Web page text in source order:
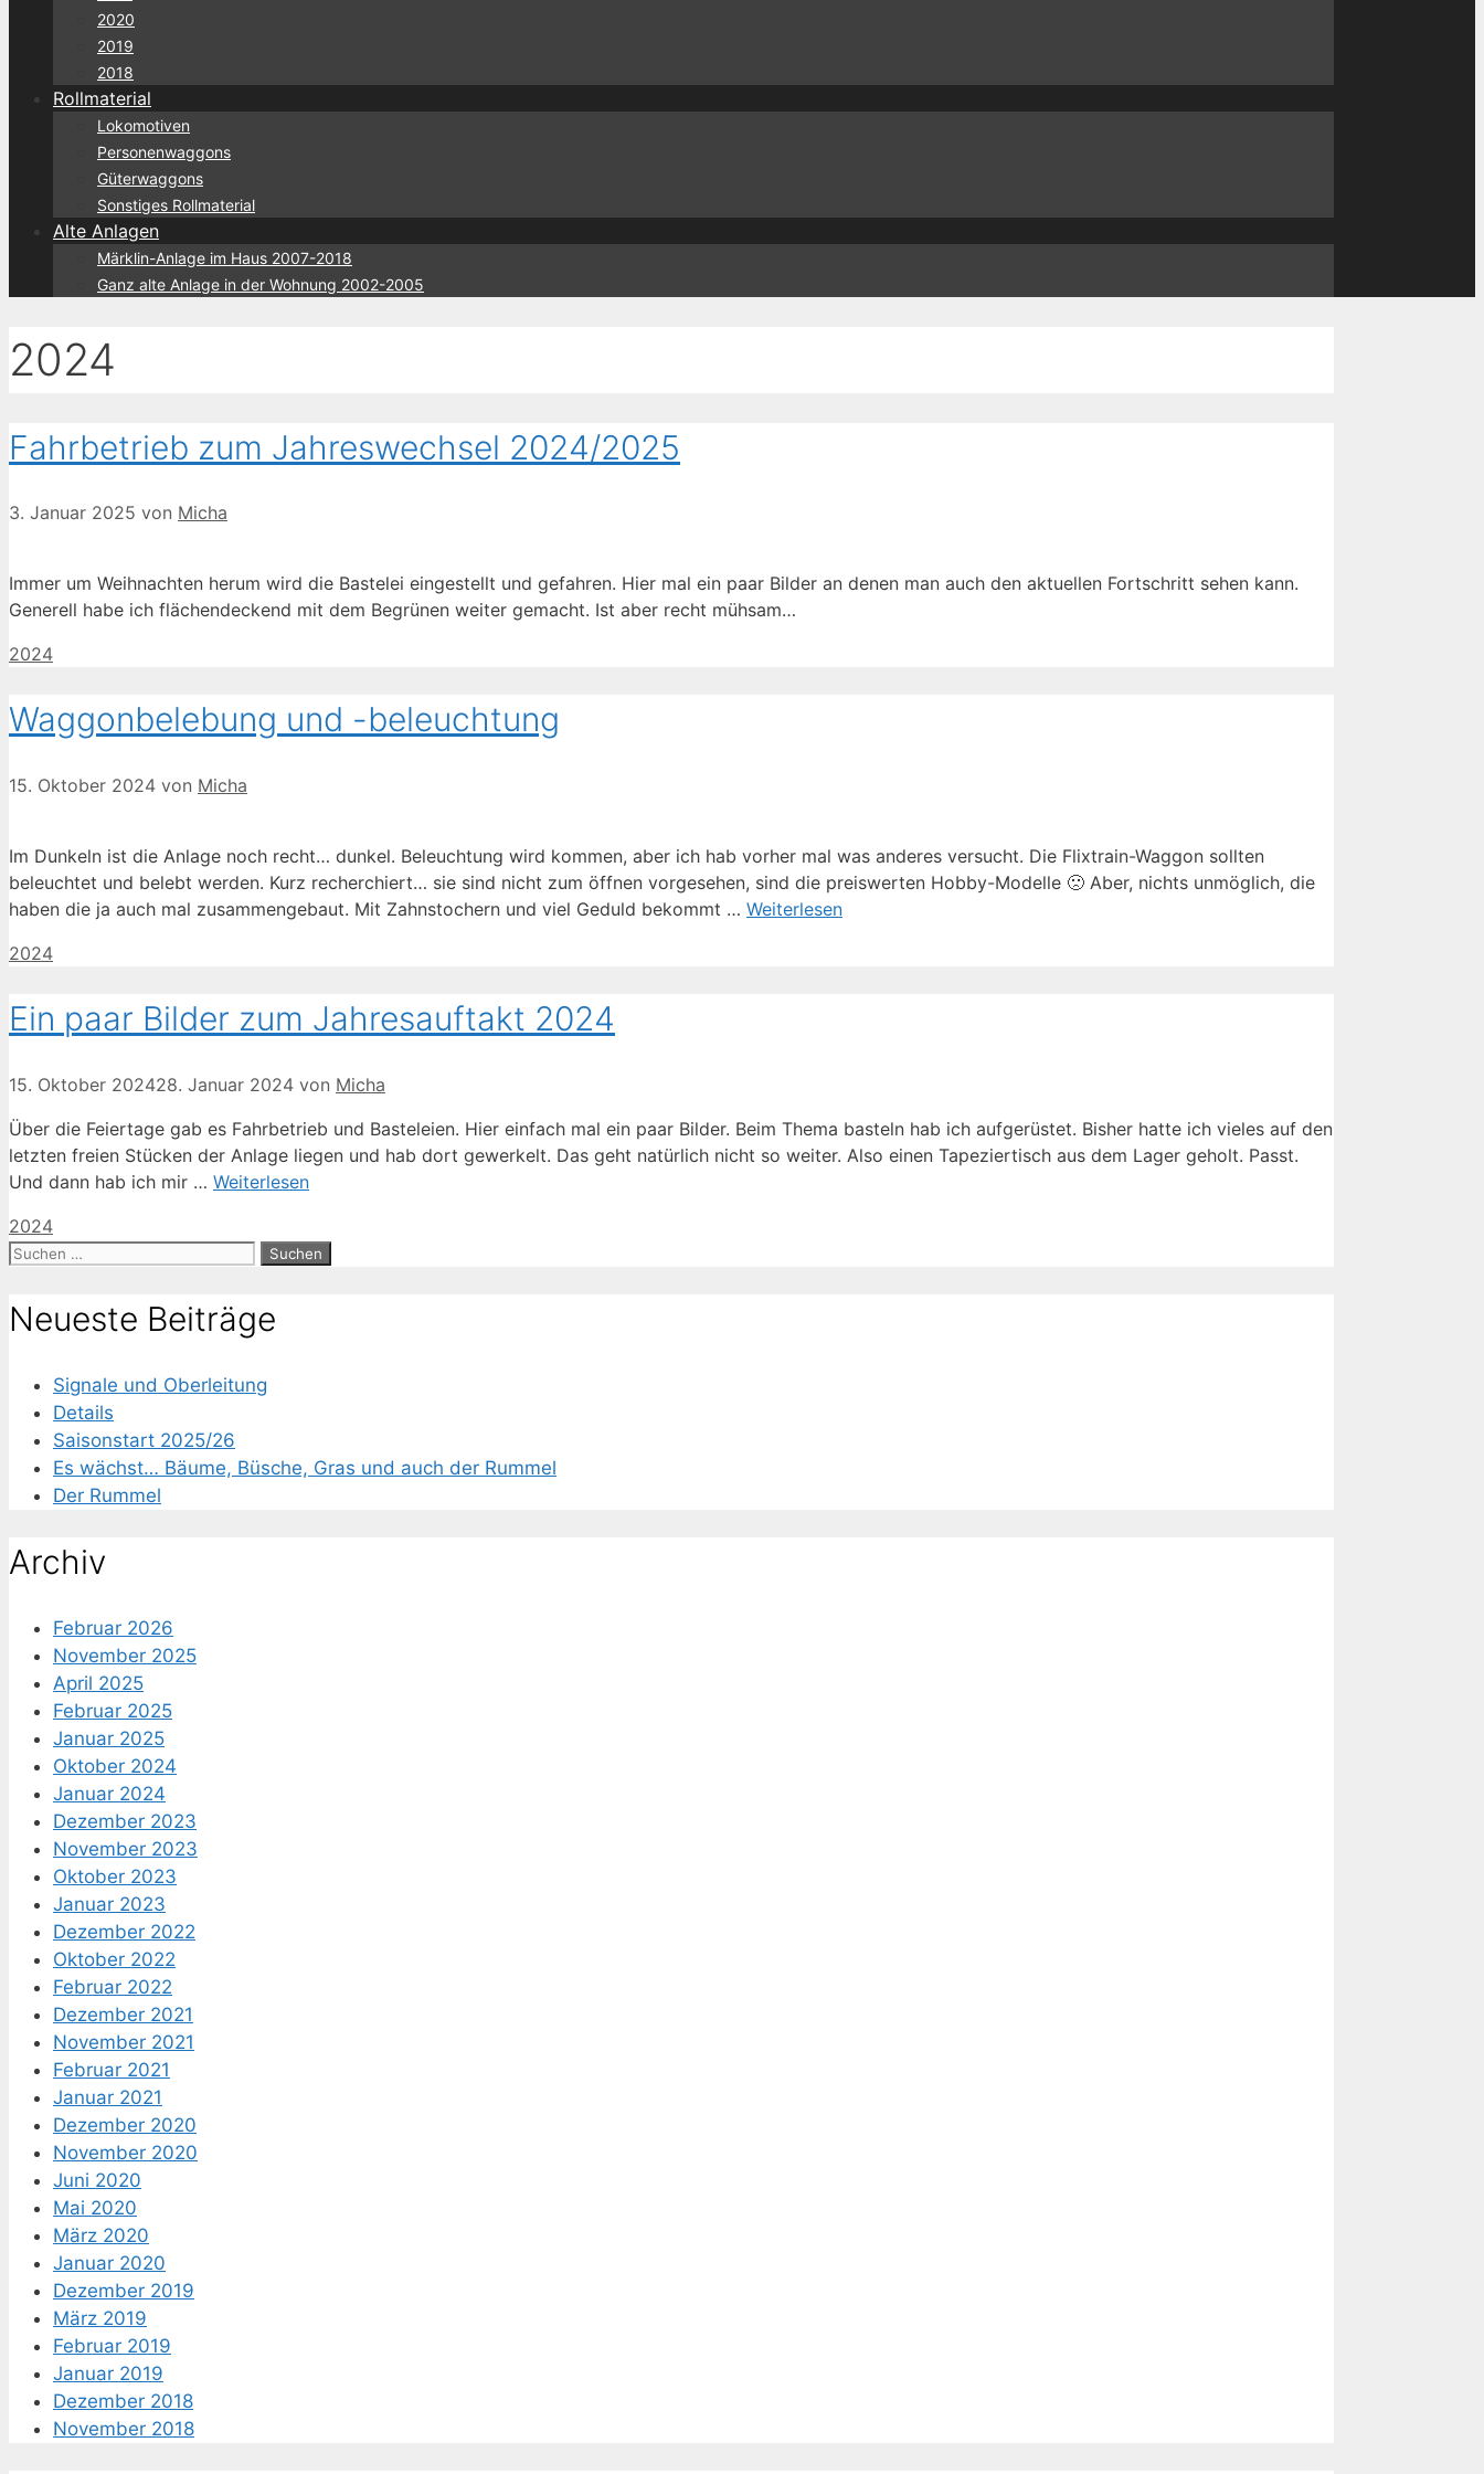
2020
2019
2018
Rollmaterial
Lokomotiven
Personenwaggons
Güterwaggons
Sonstiges Rollmaterial
Alte Anlagen
Märklin-Anlage im Haus 2007-2018
Ganz alte Anlage in der Wohnung 2002-2005
2024
Fahrbetrieb zum Jahreswechsel 2024/2025
3. Januar 2025 von Micha
Immer um Weihnachten herum wird die Bastelei eingestellt und gefahren. Hier mal ein paar Bilder an denen man auch den aktuellen Fortschritt sehen kann.
Generell habe ich flächendeckend mit dem Begrünen weiter gemacht. Ist aber recht mühsam…
Kategorien
2024
Waggonbelebung und -beleuchtung
15. Oktober 2024 von Micha
Im Dunkeln ist die Anlage noch recht… dunkel. Beleuchtung wird kommen, aber ich hab vorher mal was anderes versucht. Die Flixtrain-Waggon sollten
beleuchtet und belebt werden. Kurz recherchiert… sie sind nicht zum öffnen vorgesehen, sind die preiswerten Hobby-Modelle 🙁 Aber, nichts unmöglich, die
haben die ja auch mal zusammengebaut. Mit Zahnstochern und viel Geduld bekommt … Weiterlesen
Kategorien
2024
Ein paar Bilder zum Jahresauftakt 2024
15. Oktober 202428. Januar 2024 von Micha
Über die Feiertage gab es Fahrbetrieb und Basteleien. Hier einfach mal ein paar Bilder. Beim Thema basteln hab ich aufgerüstet. Bisher hatte ich vieles auf den
letzten freien Stücken der Anlage liegen und hab dort gewerkelt. Das geht natürlich nicht so weiter. Also einen Tapeziertisch aus dem Lager geholt. Passt.
Und dann hab ich mir … Weiterlesen
Kategorien
2024
Suchen
Neueste Beiträge
Signale und Oberleitung
Details
Saisonstart 2025/26
Es wächst… Bäume, Büsche, Gras und auch der Rummel
Der Rummel
Archiv
Februar 2026
November 2025
April 2025
Februar 2025
Januar 2025
Oktober 2024
Januar 2024
Dezember 2023
November 2023
Oktober 2023
Januar 2023
Dezember 2022
Oktober 2022
Februar 2022
Dezember 2021
November 2021
Februar 2021
Januar 2021
Dezember 2020
November 2020
Juni 2020
Mai 2020
März 2020
Januar 2020
Dezember 2019
März 2019
Februar 2019
Januar 2019
Dezember 2018
November 2018